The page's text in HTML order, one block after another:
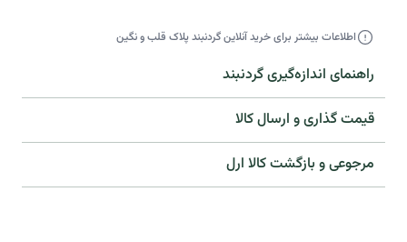
اطلاعات بیشتر برای خرید آنلاین گردنبند پلاک قلب و نگین
راهنمای اندازه‌گیری گردنبند
قیمت گذاری و ارسال کالا
مرجوعی و بازگشت کالا ارل​